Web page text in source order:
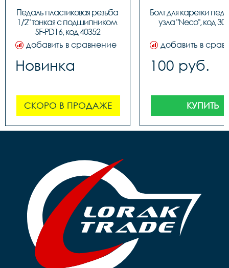
Педаль пластиковая резьба
1/2" тонкая c подшипником
SF-PD16, код 40352
добавить в сравнение
Новинка
СКОРО В ПРОДАЖЕ
Болт для каретки
узла "Neco", код
добавить в
100 руб.
КУПИТЬ